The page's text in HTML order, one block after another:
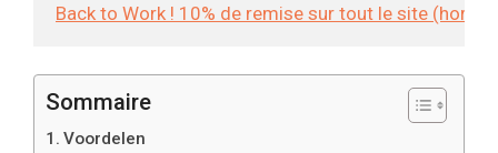
Back to Work ! 10% de remise sur tout le site (hors
Sommaire
Voordelen